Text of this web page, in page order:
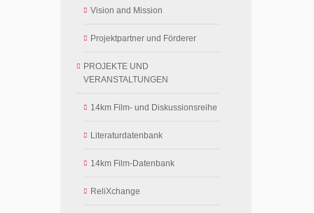
Vision and Mission
Projektpartner und Förderer
PROJEKTE UND
VERANSTALTUNGEN
14km Film- und Diskussionsreihe
Literaturdatenbank
14km Film-Datenbank
ReliXchange